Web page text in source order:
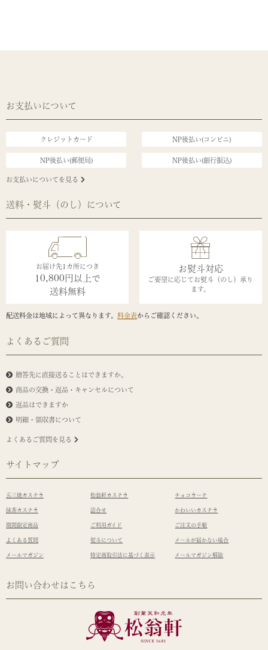
お支払いについて
クレジットカード NP後払い(コンビニ)
NP後払い(郵便局) NP後払い(銀行振込)
お支払いについてを見る
送料・熨斗（のし）について
お届け先1カ所につき
10,800円以上で
送料無料
お熨斗対応
ご要望に応じてお熨斗（のし）承り
ます。
配送料金は地域によって異なります。 料金表からご確認ください。
よくあるご質問
贈答先に直接送ることはできますか。
商品の交換・返品・キャンセルについて
返品はできますか
明細・領収書について
よくあるご質問を見る
サイトマップ
五三焼カステラ 松翁軒カステラ チョコラーテ
抹茶カステラ 詰合せ かわいいカステラ
期間限定商品 ご利用ガイド ご注文の手順
よくある質問 熨斗について メールが届かない場合
メールマガジン 特定商取引法に基づく表示 メールマガジン解除
お問い合わせはこちら